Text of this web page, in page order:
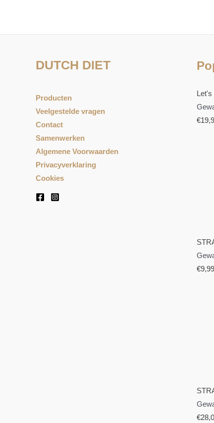
DUTCH DIET
Producten
Veelgestelde vragen
Contact
Samenwerken
Algemene Voorwaarden
Privacyverklaring
Cookies
Let's
€
€9,99
€